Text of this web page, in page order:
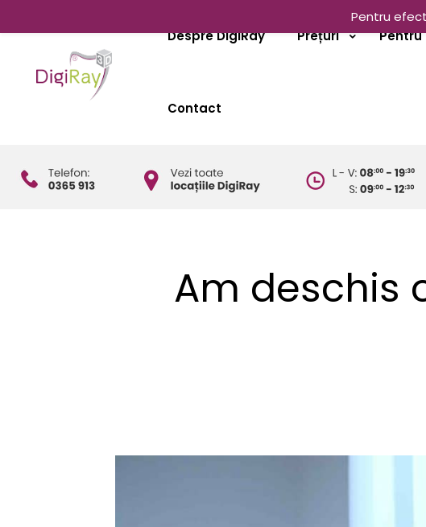
Despre DigiRay Prețuri
Contact
Am deschis
Pentru